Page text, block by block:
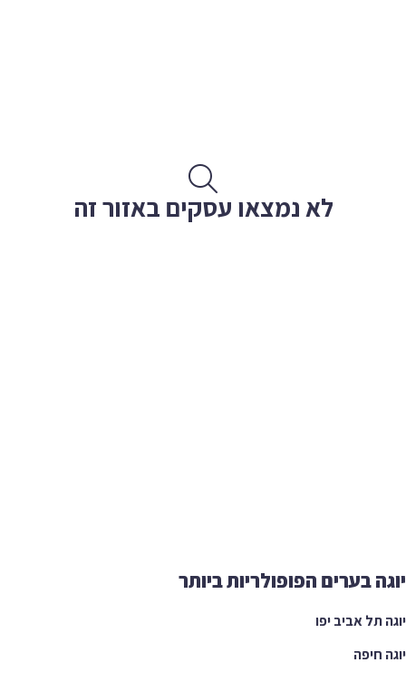
לא נמצאו עסקים באזור זה
בערים הפופולריות ביותר
תל אביב יפו
חיפה